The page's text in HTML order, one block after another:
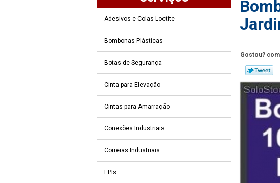
Adesivos e Colas Loctite
Bombonas Plásticas
Botas de Segurança
Cinta para Elevação
Cintas para Amarração
Conexões Industriais
Correias Industriais
EPIs
Gostou?